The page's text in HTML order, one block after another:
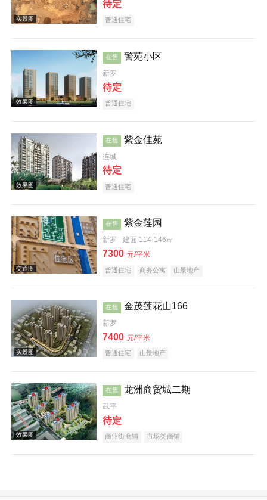
效果图
实景图
待定
普通住宅
在售 警苑小区
新罗
待定
普通住宅
在售 紫金佳苑
连城
待定
普通住宅
在售 紫金莲园
新罗 建面 114-146㎡
7300 元/平米
普通住宅 商务公寓 山景地产
在售 金茂莲花山166
新罗
7400 元/平米
普通住宅 山景地产
在售 龙洲商贸城二期
武平
待定
商业街商铺 市场类商铺